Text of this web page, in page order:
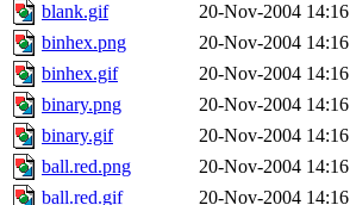
blank.gif
20-Nov-2004 14:16
binhex.png
20-Nov-2004 14:16
binhex.gif
20-Nov-2004 14:16
binary.png
20-Nov-2004 14:16
binary.gif
20-Nov-2004 14:16
ball.red.png
20-Nov-2004 14:16
ball.red.gif
20-Nov-2004 14:16